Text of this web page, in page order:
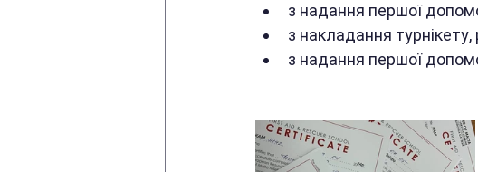
з надання першої
з накладання
з надання першої